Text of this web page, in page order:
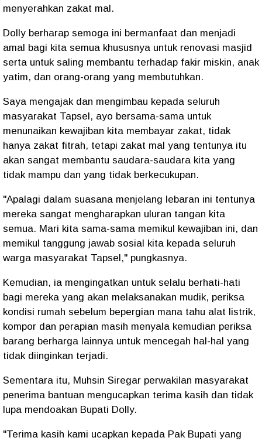
menyerahkan zakat mal.
Dolly berharap semoga ini bermanfaat dan menjadi
amal bagi kita semua khususnya untuk renovasi masjid
serta untuk saling membantu terhadap fakir miskin, anak
yatim, dan orang-orang yang membutuhkan.
Saya mengajak dan mengimbau kepada seluruh
masyarakat Tapsel, ayo bersama-sama untuk
menunaikan kewajiban kita membayar zakat, tidak
hanya zakat fitrah, tetapi zakat mal yang tentunya itu
akan sangat membantu saudara-saudara kita yang
tidak mampu dan yang tidak berkecukupan.
"Apalagi dalam suasana menjelang lebaran ini tentunya
mereka sangat mengharapkan uluran tangan kita
semua. Mari kita sama-sama memikul kewajiban ini, dan
memikul tanggung jawab sosial kita kepada seluruh
warga masyarakat Tapsel," pungkasnya.
Kemudian, ia mengingatkan untuk selalu berhati-hati
bagi mereka yang akan melaksanakan mudik, periksa
kondisi rumah sebelum bepergian mana tahu alat listrik,
kompor dan perapian masih menyala kemudian periksa
barang berharga lainnya untuk mencegah hal-hal yang
tidak diinginkan terjadi.
Sementara itu, Muhsin Siregar perwakilan masyarakat
penerima bantuan mengucapkan terima kasih dan tidak
lupa mendoakan Bupati Dolly.
"Terima kasih kami ucapkan kepada Pak Bupati yang